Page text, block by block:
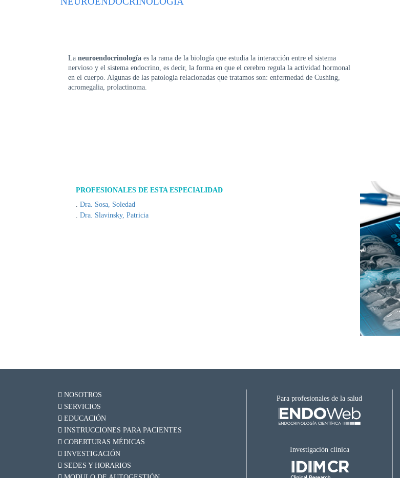
La neuroendocrinología es la rama de la biología que estudia la interacción entre el sistema
nervioso y el sistema endocrino, es decir, la forma en que el cerebro regula la actividad hormonal
en el cuerpo. Algunas de las patologia relacionadas que tratamos son: enfermedad de Cushing,
acromegalia, prolactinoma.
PROFESIONALES DE ESTA ESPECIALIDAD
Dra. Sosa, Soledad
Dra. Slavinsky, Patricia
NOSOTROS
SERVICIOS
EDUCACIÓN
INSTRUCCIONES PARA PACIENTES
COBERTURAS MÉDICAS
INVESTIGACIÓN
SEDES Y HORARIOS
Para profesionales de la salud
Investigación clínica